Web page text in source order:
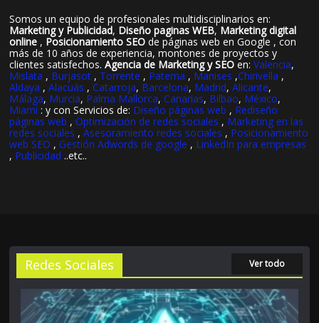
Somos un equipo de profesionales multidisciplinarios en:
Marketing y Publicidad, Diseño paginas WEB, Marketing digital
online , Posicionamiento SEO de páginas web en Google , con
más de 10 años de experiencia, montones de proyectos y
clientes satisfechos.Agencia de Marketing y SEO en:Valencia,
Mislata , Burjasot , Torrente , Paterna , Manises ,Chirivella ,
Aldaya ,Alacuás ,Catarroja, Barcelona, Madrid,Alicante,
Málaga, Murcia, Palma Mallorca,Canarias, Bilbao, México,
Miami : y con Servicios de: Diseño páginas web , Rediseño
páginas web ,Optimización de redes sociales , Marketing en las
redes sociales ,Asesoramiento redes sociales , Posicionamiento
web SEO ,Gestión Adwords de google , LinkedIn para empresas
, Publicidad ..etc..
Redes Sociales Ver todo